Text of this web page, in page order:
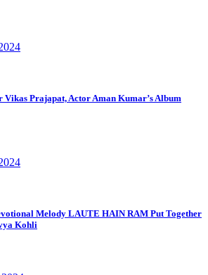
Prajapat, Actor Aman Kumar’s Album
Melody LAUTE HAIN RAM Put Together
Kohli